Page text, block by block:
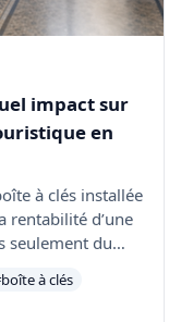
impact sur
en
à clés installée
rentabilité d’une
seulement du
être intégrés
à clés